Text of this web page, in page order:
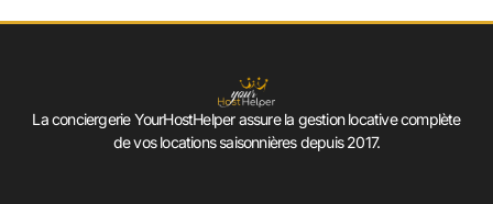
La conciergerie YourHostHelper assure la gestion locative complète
de vos locations saisonnières depuis 2017.